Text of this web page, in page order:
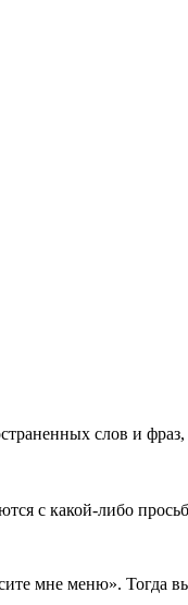
слов и
с какой-либо
мне меню». Тогда вы